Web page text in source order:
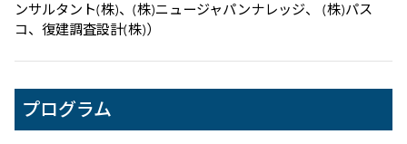
ンサルタント(株)、(株)ニュージャパンナレッジ、 (株)パス
コ、復建調査設計(株)）
プログラム